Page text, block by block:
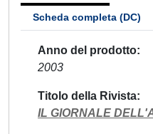
Scheda completa (DC)
Anno del prodotto
2003
Titolo della Rivista
IL GIORNALE